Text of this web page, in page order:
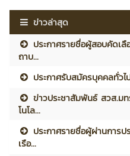
ข่าวล่าสุด
ประกาศรายชื่อผู้สอบคัดเลื
ถาบ...
ประกาศรับสมัครบุคคลทั่ว
ข่าวประชาสัมพันธ์ สวส.ม
โนโล...
ประกาศรายชื่อผู้ผ่านการป
เรือ...